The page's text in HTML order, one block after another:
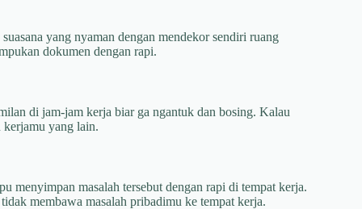
yang nyaman dengan mendekor sendiri ruang
dokumen dengan rapi.
di jam-jam kerja biar ga ngantuk dan bosing. Kalau
kerjamu yang lain.
menyimpan masalah tersebut dengan rapi di tempat kerja.
membawa masalah pribadimu ke tempat kerja.